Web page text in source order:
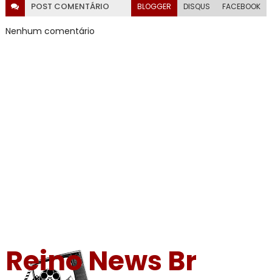
POST COMENTÁRIO BLOGGER DISQUS FACEBOOK
Nenhum comentário
Reino News Br